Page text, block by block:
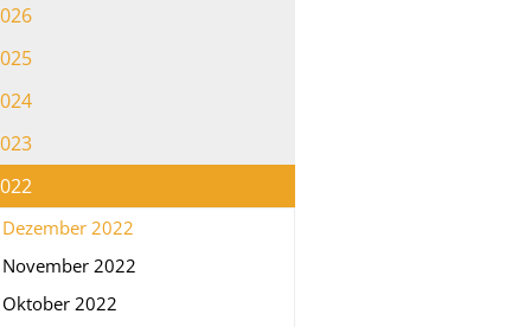
Dezember 2022
November 2022
Oktober 2022